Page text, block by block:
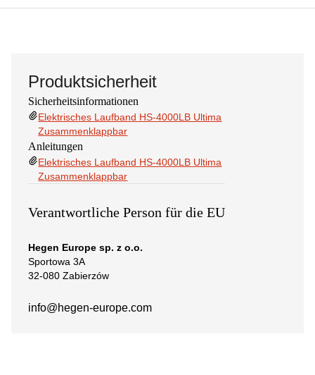
Produktsicherheit
Sicherheitsinformationen
Elektrisches Laufband HS-4000LB Ultima
Zusammenklappbar
Anleitungen
Elektrisches Laufband HS-4000LB Ultima
Zusammenklappbar
Verantwortliche Person für die EU
Hegen Europe sp. z o.o.
Sportowa 3A
32-080 Zabierzów
info@hegen-europe.com